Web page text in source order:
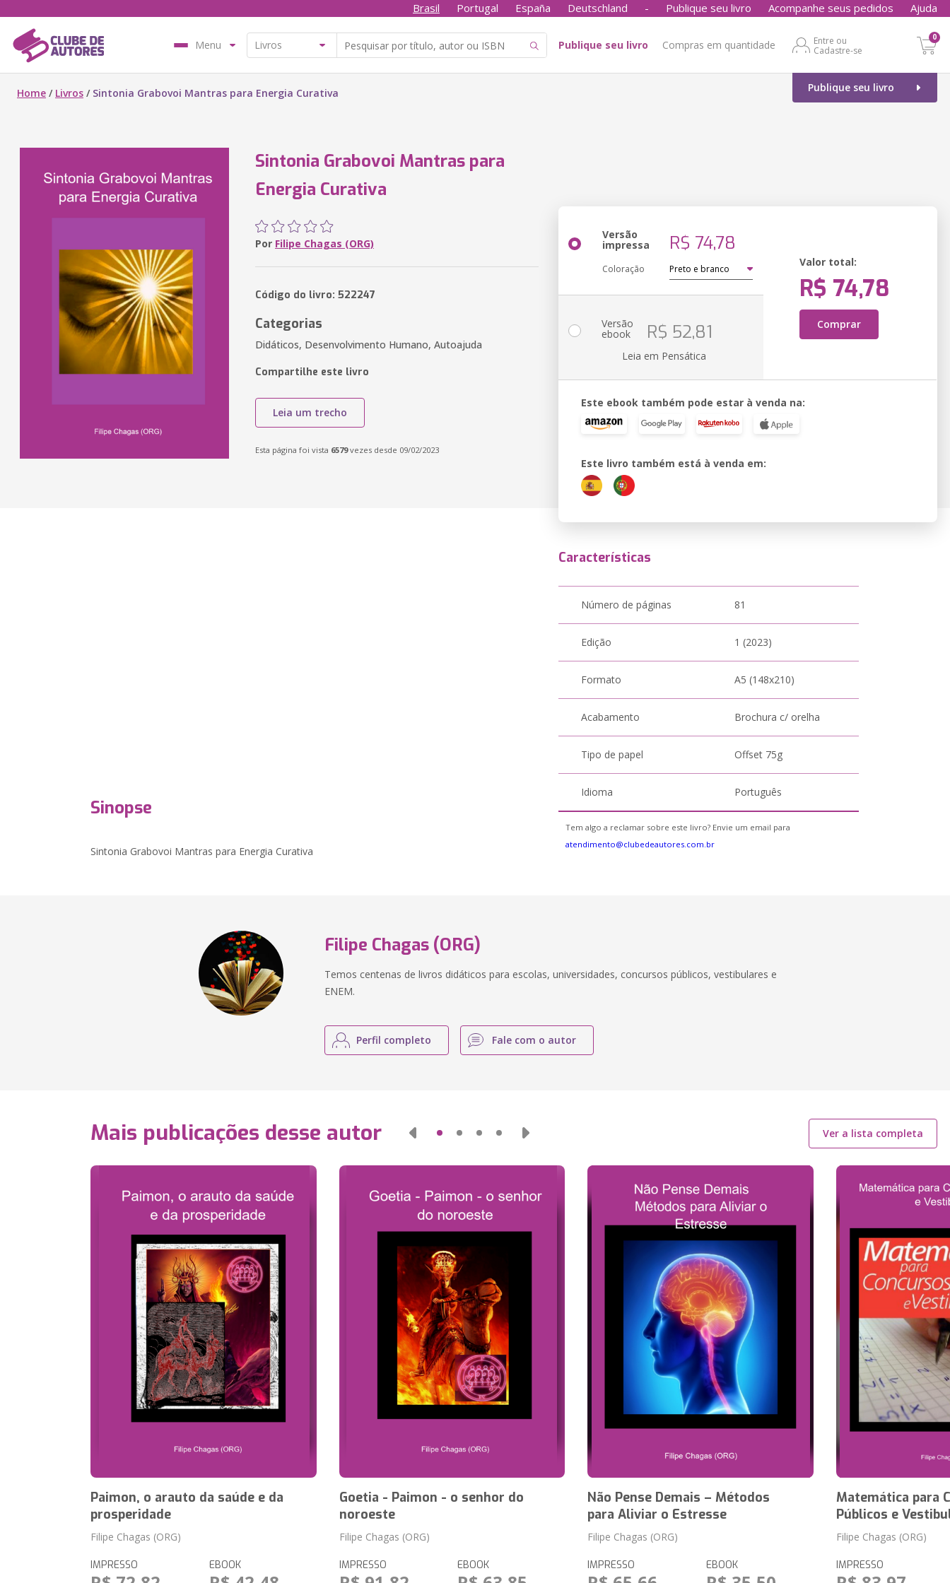
Brasil Portugal España Deutschland - Publique seu livro Acompanhe seus pedidos Ajuda
Menu Publique seu livro Compras em quantidade
Entre ou
Cadastre-se
0
Publique seu livro
Home / Livros / Sintonia Grabovoi Mantras para Energia Curativa
Sintonia Grabovoi Mantras para
Energia Curativa
Por Filipe Chagas (ORG)
Código do livro: 522247
Categorias
Didáticos, Desenvolvimento Humano, Autoajuda
Compartilhe este livro
Leia um trecho
Esta página foi vista 6579vezes desde 09/02/2023
Versão
impressa R$ 74,78
Coloração
Valor total:
R$ 74,78
Comprar
Versão
ebook R$ 52,81
Leia em Pensática
Este ebook também pode estar à venda na:
Este livro também está à venda em:
Sinopse
Sintonia Grabovoi Mantras para Energia Curativa
Características
Número de páginas 81
Edição 1 (2023)
Formato A5 (148x210)
Acabamento Brochura c/ orelha
Tipo de papel Offset 75g
Idioma Português
Tem algo a reclamar sobre este livro? Envie um email para
atendimento@clubedeautores.com.br
Filipe Chagas (ORG)
Temos centenas de livros didáticos para escolas, universidades, concursos públicos, vestibulares e
ENEM.
Perfil completo Fale com o autor
Mais publicações desse autor Ver a lista completa
Paimon, o arauto da saúde e da
prosperidade
Filipe Chagas (ORG)
IMPRESSO EBOOK
Goetia - Paimon - o senhor do
noroeste
Filipe Chagas (ORG)
IMPRESSO EBOOK
Não Pense Demais – Métodos
para Aliviar o Estresse
Filipe Chagas (ORG)
IMPRESSO EBOOK
Matemática para
Públicos e
Filipe Chagas (ORG)
IMPRESSO